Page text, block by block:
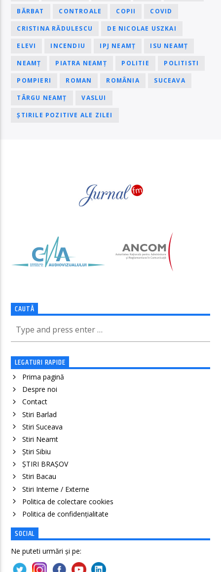
BĂRBAT CONTROALE COPII COVID
CRISTINA RĂDULESCU DE NICOLAE USZKAI
ELEVI INCENDIU IPJ NEAMȚ ISU NEAMȚ
NEAMȚ PIATRA NEAMȚ POLITIE POLITISTI
POMPIERI ROMAN ROMÂNIA SUCEAVA
TÂRGU NEAMȚ VASLUI
ȘTIRILE POZITIVE ALE ZILEI
CAUTĂ
LEGATURI RAPIDE
Prima pagină
Despre noi
Contact
Stiri Barlad
Stiri Suceava
Stiri Neamt
Știri Sibiu
ȘTIRI BRAȘOV
Stiri Bacau
Stiri Interne / Externe
Politica de colectare cookies
Politica de confidenţialitate
SOCIAL
Ne puteti urmări și pe: